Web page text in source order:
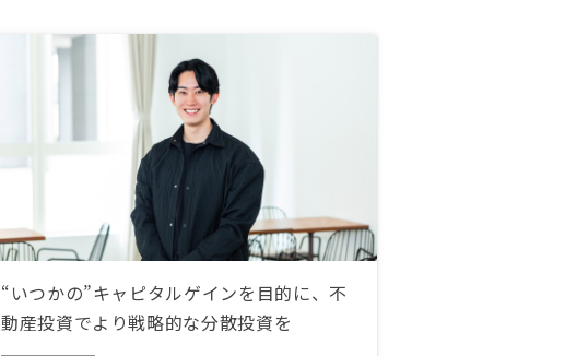
“いつかの”キャピタルゲインを目的に、不
動産投資でより戦略的な分散投資を